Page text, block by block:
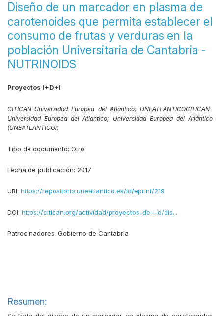
Diseño de un marcador en plasma de
carotenoides que permita establecer el
consumo de frutas y verduras en la
población Universitaria de Cantabria -
NUTRINOIDS
Proyectos I+D+I
CITICAN-Universidad Europea del Atlántico; UNEATLANTICOCITICAN-
Universidad Europea del Atlántico; Universidad Europea del Atlántico
(UNEATLANTICO);
Tipo de documento: Otro
Fecha de publicación: 2017
URI: https://repositorio.uneatlantico.es/id/eprint/219
DOI: https://citican.org/actividad/proyectos-de-i-d/dis...
Patrocinadores: Gobierno de Cantabria
Resumen: